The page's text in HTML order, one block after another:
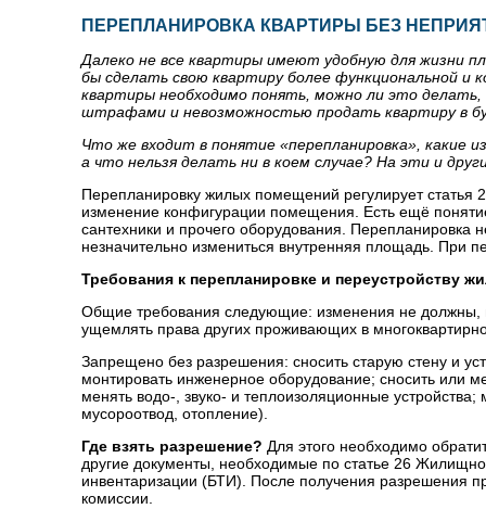
ПЕРЕПЛАНИРОВКА КВАРТИРЫ БЕЗ
Далеко не все квартиры имеют удобную для жизни
бы сделать свою квартиру более функциональной
квартиры необходимо понять, можно ли это
штрафами и невозможностью продать квартиру в
Что же входит в понятие «перепланировка», какие
а что нельзя делать ни в коем случае? На эти и
Перепланировку жилых помещений регулирует
изменение конфигурации помещения. Есть ещё
сантехники и прочего оборудования.
незначительно измениться внутренняя площадь. При
Требования к перепланировке и переустройству
Общие требования следующие: изменения не должны,
ущемлять права других проживающих в
Запрещено без разрешения: сносить старую стену и
монтировать инженерное оборудование; сносить или
менять водо-, звуко- и теплоизоляционные
мусороотвод, отопление).
Где взять разрешение? Для этого необходимо
другие документы, необходимые по статье 26
инвентаризации (БТИ). После получения разрешения
комиссии.